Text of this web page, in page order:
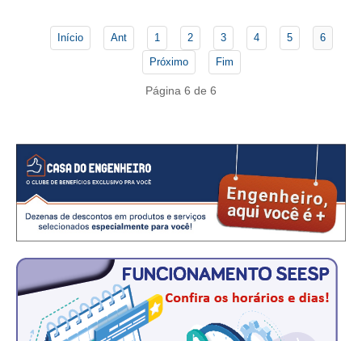
PLATAFORMAS GRATUITAS
PLANO DE SAÚDE
SEESPPREV
CONSÓRCIOS
CAMPANHAS SALARIAIS
COMUNICAÇÃO
PALAVRA DO MURILO
Início Ant 1 2 3 4 5
6
Próximo
Fim
Página 6 de 6